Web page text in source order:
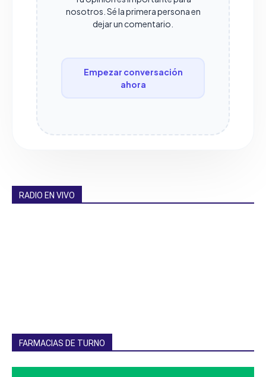
nosotros. Sé la primera persona en
dejar un comentario.
Empezar conversación
ahora
RADIO EN VIVO
FARMACIAS DE TURNO